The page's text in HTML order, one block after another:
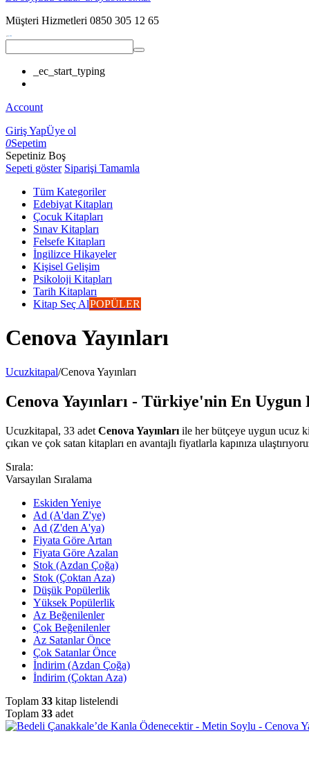
Müşteri Hizmetleri 0850 305 12 65
_ec_start_typing
Account
Giriş YapÜye ol
0Sepetim
Sepetiniz Boş
Sepeti göster Siparişi Tamamla
Tüm Kategoriler
Edebiyat Kitapları
Çocuk Kitapları
Sınav Kitapları
Felsefe Kitapları
İngilizce Hikayeler
Kişisel Gelişim
Psikoloji Kitapları
Tarih Kitapları
Kitap Seç AlPOPÜLER
Cenova Yayınları
Ucuzkitapal/Cenova Yayınları
Cenova Yayınları - Türkiye'nin En Uygun
Ucuzkitapal, 33 adet Cenova Yayınları ile her bütçeye uygun ucuz
çıkan ve çok satan kitapları en avantajlı fiyatlarla kapınıza
Sırala:
Varsayılan Sıralama
Eskiden Yeniye
Ad (A'dan Z'ye)
Ad (Z'den A'ya)
Fiyata Göre Artan
Fiyata Göre Azalan
Stok (Azdan Çoğa)
Stok (Çoktan Aza)
Düşük Popülerlik
Yüksek Popülerlik
Az Beğenilenler
Çok Beğenilenler
Az Satanlar Önce
Çok Satanlar Önce
İndirim (Azdan Çoğa)
İndirim (Çoktan Aza)
Toplam 33 kitap listelendi
Toplam 33 adet